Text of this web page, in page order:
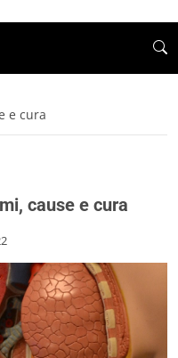
e cura
cause e cura